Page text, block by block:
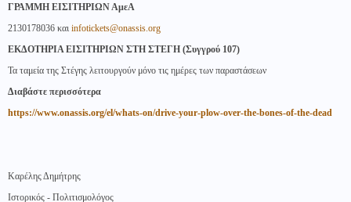
ΓΡΑΜΜΗ ΕΙΣΙΤΗΡΙΩΝ ΑμεΑ
2130178036 και infotickets@onassis.org
ΕΚΔΟΤΗΡΙΑ ΕΙΣΙΤΗΡΙΩΝ ΣΤΗ ΣΤΕΓΗ (Συγγρού 107)
Τα ταμεία της Στέγης λειτουργούν μόνο τις ημέρες των παραστάσεων
Διαβάστε περισσότερα
https://www.onassis.org/el/whats-on/drive-your-plow-over-the-bones-of-the-dead
Καρέλης Δημήτρης
Ιστορικός - Πολιτισμολόγος